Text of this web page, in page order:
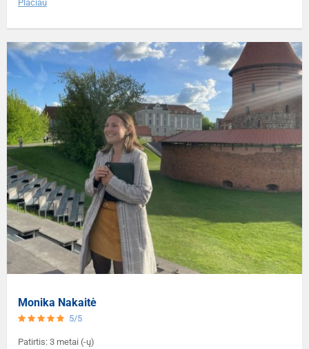
Plačiau
Monika Nakaitė
5/5
Patirtis: 3 metai (-ų)